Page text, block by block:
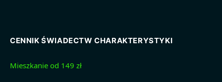
CENNIK ŚWIADECTW CHARAKTERYSTYKI
Mieszkanie od 149 zł